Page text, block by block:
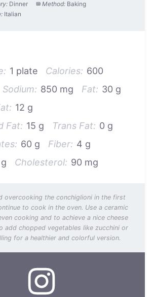
Dinner Method: Baking
Italian
1 plate Calories: 600
Sodium: 850 mg Fat: 30 g
12 g
Fat: 15 g Trans Fat: 0 g
60 g Fiber: 4 g
Cholesterol: 90 mg
overcooking the conchiglioni in the first
to cook in the oven. Use a ceramic
cooking and to achieve a nice cheese
add chopped vegetables like zucchini or
for a healthier and colorful version.